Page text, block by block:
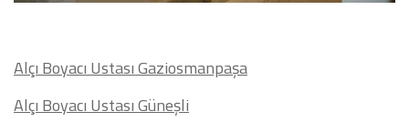
Alçı Boyacı Ustası Gaziosmanpaşa
Alçı Boyacı Ustası Güneşli